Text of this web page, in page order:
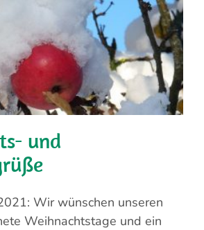
und
Wir wünschen unseren
Weihnachtstage und ein